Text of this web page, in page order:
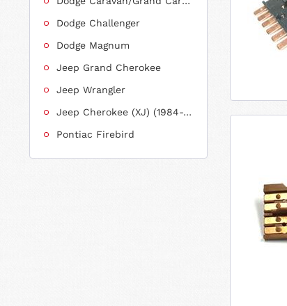
Dodge Challenger
Dodge Magnum
Jeep Grand Cherokee
Jeep Wrangler
Jeep Cherokee (XJ) (1984-2001)
Pontiac Firebird